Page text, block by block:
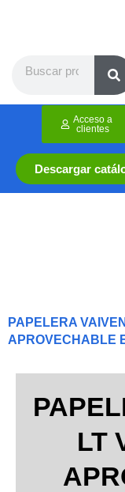
Descargar
Acceso a
clientes
PAPELERA
APROVECHABLE
LT